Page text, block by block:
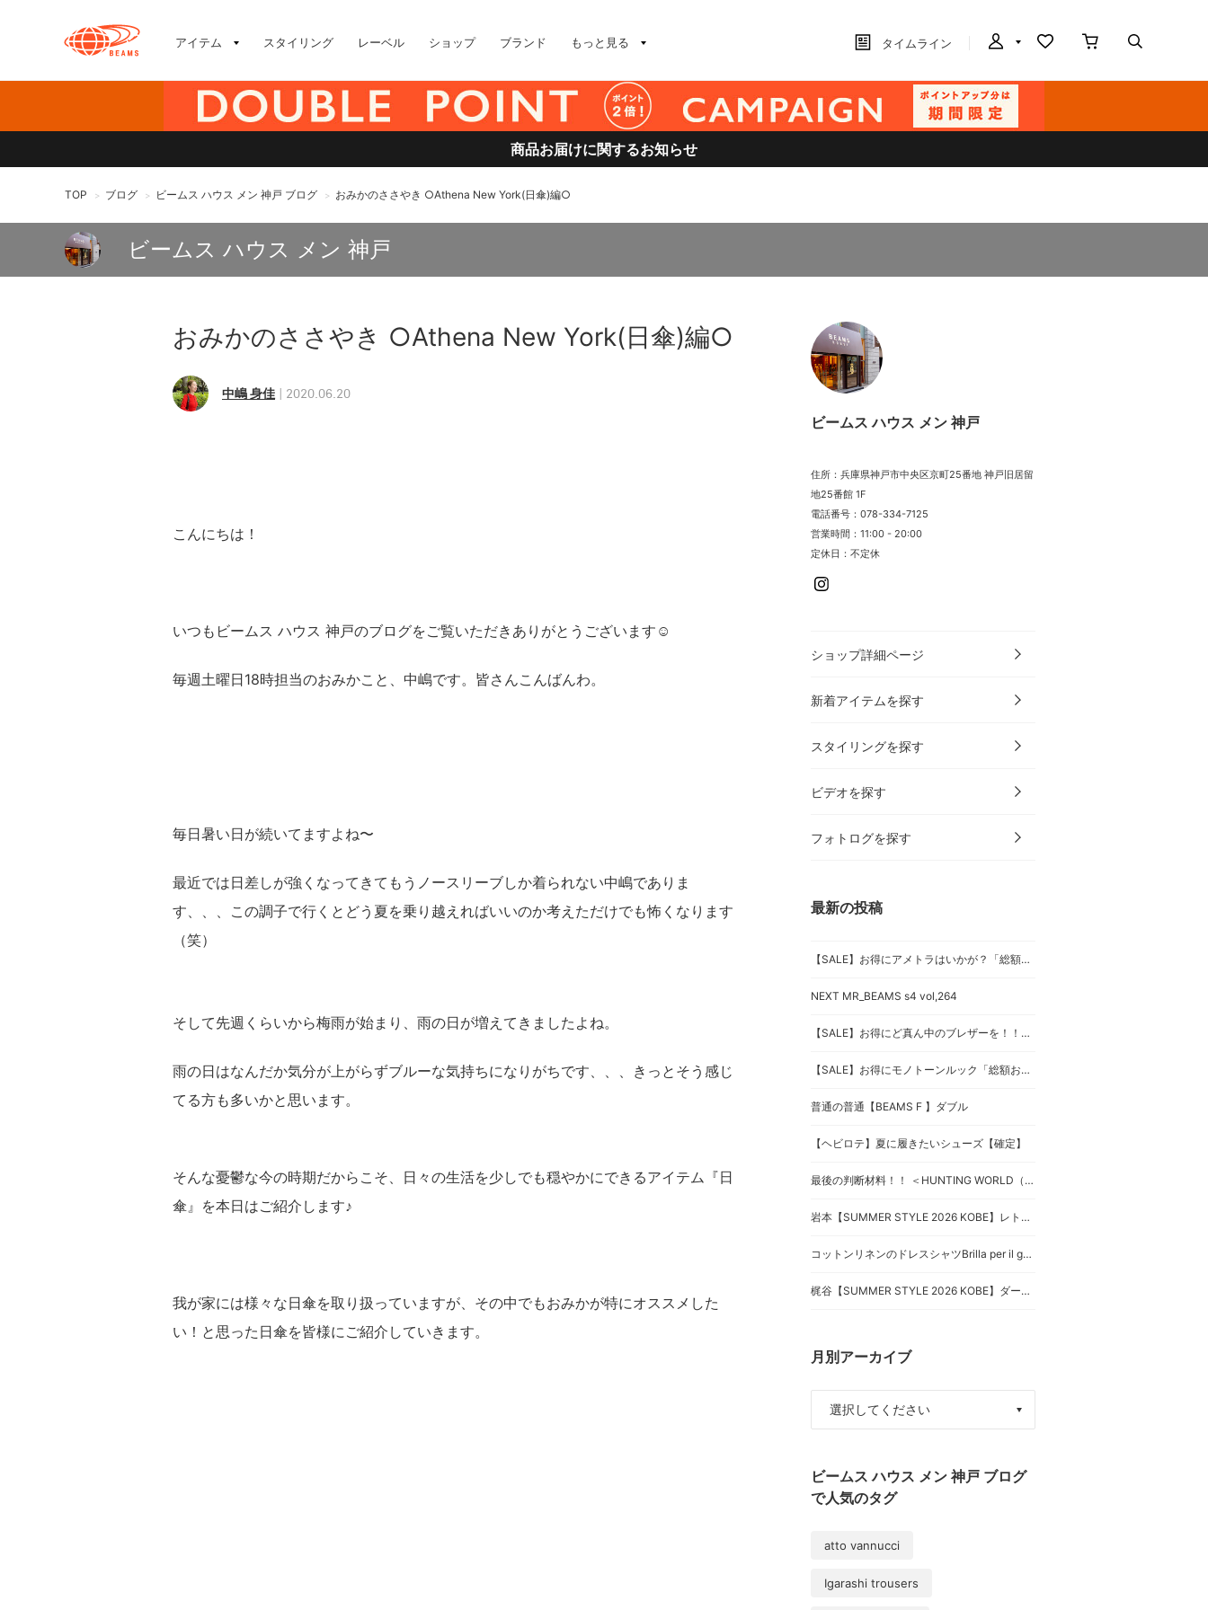
アイテム スタイリング レーベル ショップ ブランド もっと見る タイムライン
商品お届けに関するお知らせ
TOP > ブログ > ビームス ハウス メン 神戸 ブログ > おみかのささやき ○Athena New York(日傘)編○
ビームス ハウス メン 神戸
おみかのささやき ○Athena New York(日傘)編○
中嶋 身佳 2020.06.20
こんにちは！
いつもビームス ハウス 神戸のブログをご覧いただきありがとうございます☺︎
毎週土曜日18時担当のおみかこと、中嶋です。皆さんこんばんわ。
毎日暑い日が続いてますよね〜
最近では日差しが強くなってきてもうノースリーブしか着られない中嶋でありま
す、、、この調子で行くとどう夏を乗り越えればいいのか考えただけでも怖くなります
（笑）
そして先週くらいから梅雨が始まり、雨の日が増えてきましたよね。
雨の日はなんだか気分が上がらずブルーな気持ちになりがちです、、、 きっとそう感じ
てる方も多いかと思います。
そんな憂鬱な今の時期だからこそ、日々の生活を少しでも穏やかにできるアイテム『日
傘』を本日はご紹介します♪
我が家には様々な日傘を取り扱っていますが、その中でもおみかが特にオススメした
い！と思った日傘を皆様にご紹介していきます。
ビームス ハウス メン 神戸
住所：兵庫県神戸市中央区京町25番地 神戸旧居留
地25番館 1F
電話番号：078-334-7125
営業時間：11:00 - 20:00
定休日：不定休
ショップ詳細ページ
新着アイテムを探す
スタイリングを探す
ビデオを探す
フォトログを探す
最新の投稿
【SALE】お得にアメトラはいかが？「総額おいくらでしょうか？」
NEXT MR_BEAMS s4 vol,264
【SALE】お得にど真ん中のブレザーを！！「総額おいくらでしょうか？」
【SALE】お得にモノトーンルック「総額おいくらでしょうか？」
普通の普通【BEAMS F 】ダブル
【ヘビロテ】夏に履きたいシューズ【確定】
最後の判断材料！！ ＜HUNTING WORLD（ハンティング ワールド）＞
岩本【SUMMER STYLE 2026 KOBE】レトロムードが堪らない！
コットンリネンのドレスシャツBrilla per il gusto（ブリッラ ペル イルグスト）
梶谷【SUMMER STYLE 2026 KOBE】ダークトーンの巧みな合わせ
月別アーカイブ
ビームス ハウス メン 神戸 ブログ
で人気のタグ
atto vannucci
Igarashi trousers